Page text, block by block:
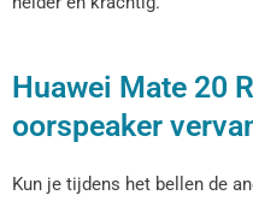
Huawei Mate 20
oorspeaker
Kun je tijdens het bellen de